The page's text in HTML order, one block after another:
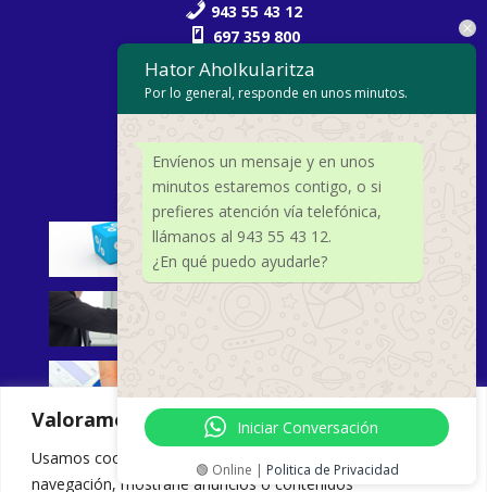
Valoramos tu privacidad
Usamos cookies para mejorar su experiencia de
navegación, mostrarle anuncios o contenidos
943 55 43 12
697 359 800
620 379 664(Seguros)
943 55 54 62
hator@hator.eus
ÁREAS DE EXPERIENCIA
Hator Aholkularitza
Por lo general, responde en unos minutos.
Envíenos un mensaje y en unos
minutos estaremos contigo, o si
prefieres atención vía telefónica,
llámanos al 943 55 43 12.
¿En qué puedo ayudarle?
Iniciar Conversación
🟢 Online | Politica de Privacidad